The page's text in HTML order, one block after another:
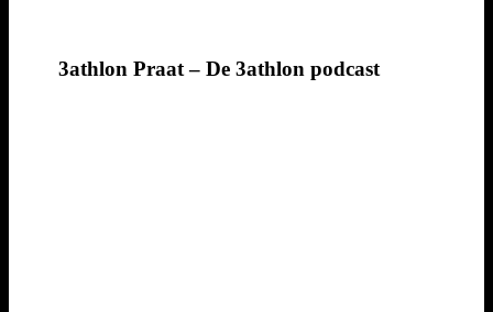
3athlon Praat – De 3athlon podcast